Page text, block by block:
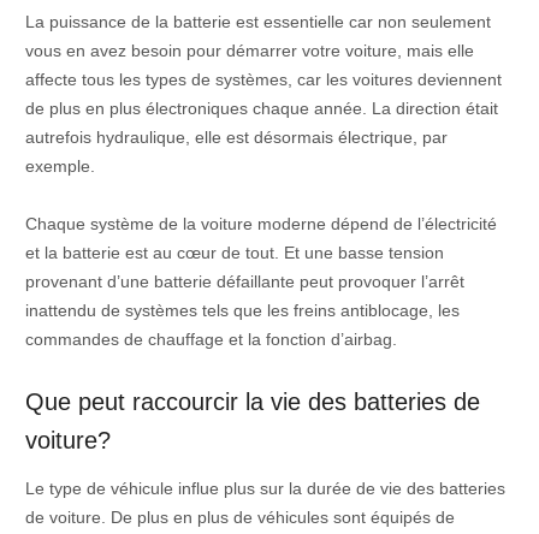
La puissance de la batterie est essentielle car non seulement
vous en avez besoin pour démarrer votre voiture, mais elle
affecte tous les types de systèmes, car les voitures deviennent
de plus en plus électroniques chaque année. La direction était
autrefois hydraulique, elle est désormais électrique, par
exemple.
Chaque système de la voiture moderne dépend de l’électricité
et la batterie est au cœur de tout. Et une basse tension
provenant d’une batterie défaillante peut provoquer l’arrêt
inattendu de systèmes tels que les freins antiblocage, les
commandes de chauffage et la fonction d’airbag.
Que peut raccourcir la vie des batteries de
voiture?
Le type de véhicule influe plus sur la durée de vie des batteries
de voiture. De plus en plus de véhicules sont équipés de